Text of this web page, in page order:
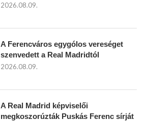
2026.08.09.
A Ferencváros egygólos vereséget
szenvedett a Real Madridtól
2026.08.09.
A Real Madrid képviselői
megkoszorúzták Puskás Ferenc sírját